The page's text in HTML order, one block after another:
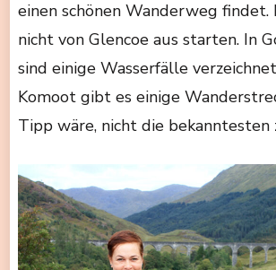
einen schönen Wanderweg findet.
nicht von Glencoe aus starten. In
sind einige Wasserfälle
Komoot gibt es einige
Tipp wäre, nicht die bekanntesten